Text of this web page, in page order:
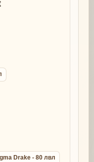
Drake - 80 лвл